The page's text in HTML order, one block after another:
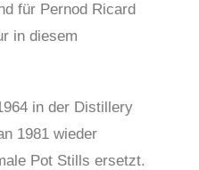
für Pernod Ricard
in diesem
in der Distillery
1981 wieder
Pot Stills ersetzt.